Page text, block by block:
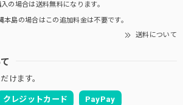
場合は送料無料になります。
島の場合はこの追加料金は不要です。
送料について
けます。
クレジットカード PayPay